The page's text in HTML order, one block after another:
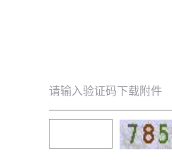
请输入验证码下载附件